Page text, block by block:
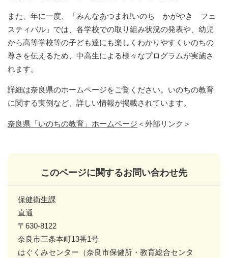
また、年に一度、「みんなあつまれ!いのち かがやき フェ
スティバル」では、各学校での取り組み状況の発表や、幼児
から高等学校等の子ども達にも楽しくわかりやすくいのちの
尊さを伝えるため、中高生による様々なプログラムが実施さ
れます。
詳細は奈良県のホームページをご覧ください。いのちの教育
に関する実例など、詳しい情報が掲載されています。
奈良県「いのちの教育」ホームページ ＜外部リンク＞
このページに関するお問い合わせ先
保健衛生課
直通
〒630-8122
奈良市三条本町13番1号
はぐくみセンター（奈良市保健所・教育総合センタ